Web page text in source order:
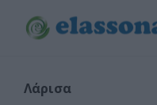
Λάρισα